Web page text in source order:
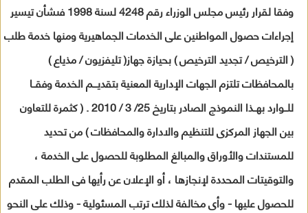
وفقا لقرار رئيس مجلس الوزراء رقم 4248 لسنة 1998 فىشأن تيسير
إجراءات حصول المواطنين على الخدمات الجماهيرية ومنها خدمة طلب
( الترخيص / تجديد الترخيص ) بحيازة جهاز( تليفزيون / مذياع )
بالمحافظات تلتزم الجهات الإدارية المعنية بتقديـــم الخدمة وفقــا
للــوارد بهــذا النموذج الصادر بتاريخ 25/ 3 / 2010 . ( كثمرة للتعاون
بين الجهاز المركزى للتنظيم والادارة والمحافظات ) من تحديد
للمستندات والأوراق والمبالغ المطلوبة للحصول على الخدمة ،
والتوقيتات المحددة لإنجازها ، أو الإعلان عن رأيها فى الطلب المقدم
للحصول عليها - وأى مخالفة لذلك ترتب المسئولية - وذلك على النحو